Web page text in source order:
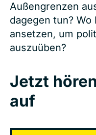
Außengrenzen
dagegen tun?
ansetzen, um
auszuüben?
Jetzt
auf